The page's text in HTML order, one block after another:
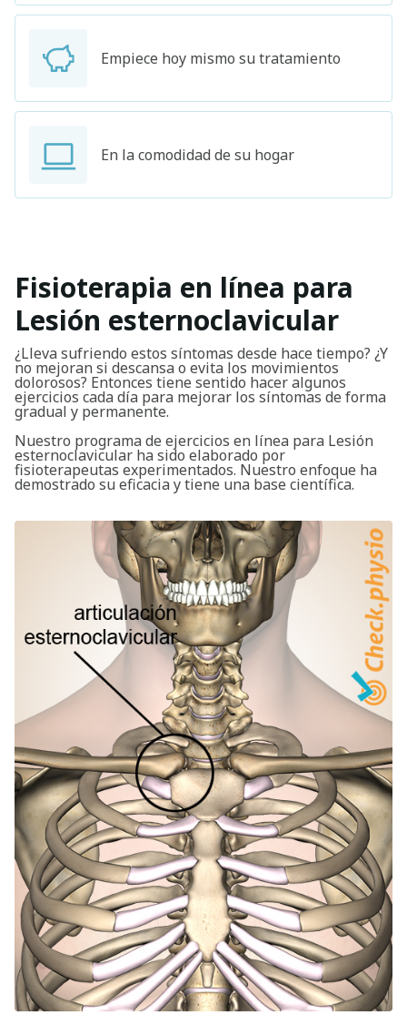
Empiece hoy mismo su tratamiento
En la comodidad de su hogar
Fisioterapia en línea para
Lesión esternoclavicular
¿Lleva sufriendo estos síntomas desde hace tiempo? ¿Y
no mejoran si descansa o evita los movimientos
dolorosos? Entonces tiene sentido hacer algunos
ejercicios cada día para mejorar los síntomas de forma
gradual y permanente.
Nuestro programa de ejercicios en línea para Lesión
esternoclavicular ha sido elaborado por
fisioterapeutas experimentados. Nuestro enfoque ha
demostrado su eficacia y tiene una base científica.